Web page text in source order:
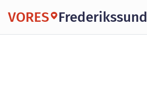
VORES Frederikssund